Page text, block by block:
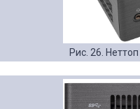
Рис. 26.